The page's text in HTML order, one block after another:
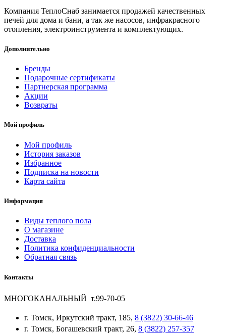
Компания ТеплоСнаб занимается продажей качественных
печей для дома и бани, а так же насосов, инфракрасного
отопления, электроинструмента и комплектующих.
Дополнительно
Бренды
Подарочные сертификаты
Партнерская программа
Акции
Возвраты
Мой профиль
Мой профиль
История заказов
Избранное
Подписка на новости
Карта сайта
Информация
Виды теплого пола
О магазине
Доставка
Политика конфиденциальности
Обратная связь
Контакты
МНОГОКАНАЛЬНЫЙ т.99-70-05
г. Томск, Иркутский тракт, 185, 8 (3822) 30-66-46
г. Томск, Богашевский тракт, 26, 8 (3822) 257-357